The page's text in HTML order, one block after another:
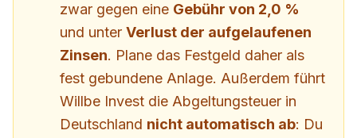
zwar gegen eine Gebühr von 2,0 %
und unter Verlust der aufgelaufenen
Zinsen. Plane das Festgeld daher als
fest gebundene Anlage. Außerdem führt
Willbe Invest die Abgeltungsteuer in
Deutschland nicht automatisch ab: Du